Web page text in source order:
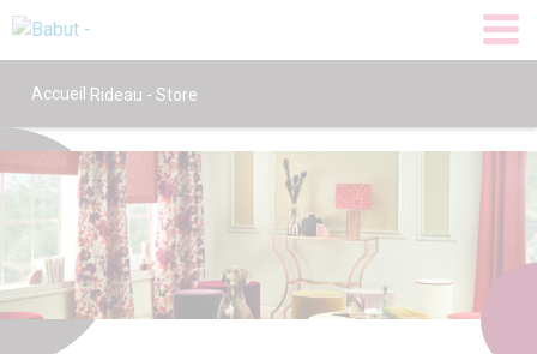
Accueil Rideau - Store